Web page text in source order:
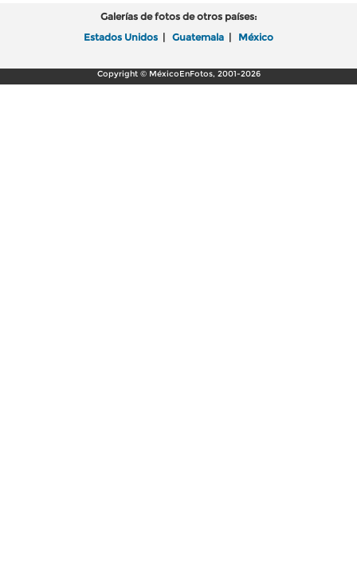
Galerías de fotos de otros países:
Estados Unidos | Guatemala | México
Copyright © MéxicoEnFotos, 2001-2026